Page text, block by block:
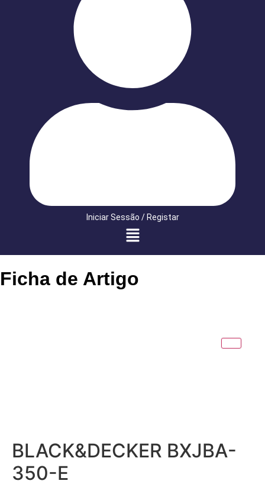
Iniciar Sessão / Registar
Ficha de Artigo
BLACK&DECKER BXJBA-
350-E